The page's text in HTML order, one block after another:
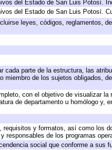
del Estado de San Luis Potosí.
del Estado de San Luis Potosí.
leyes, códigos, reglamentos,
parte de la estructura, las
de los sujetos obligados,
con el objetivo de visualizar la
de departamento u homólogo y,
y formatos, así como los
de los programas
social que conforme a sus